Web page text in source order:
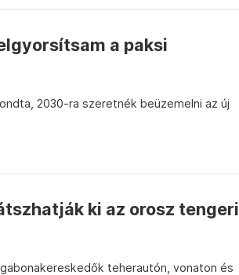
a paksi
2030-ra szeretnék beüzemelni az új
ki az orosz tengeri
teherautón, vonaton és